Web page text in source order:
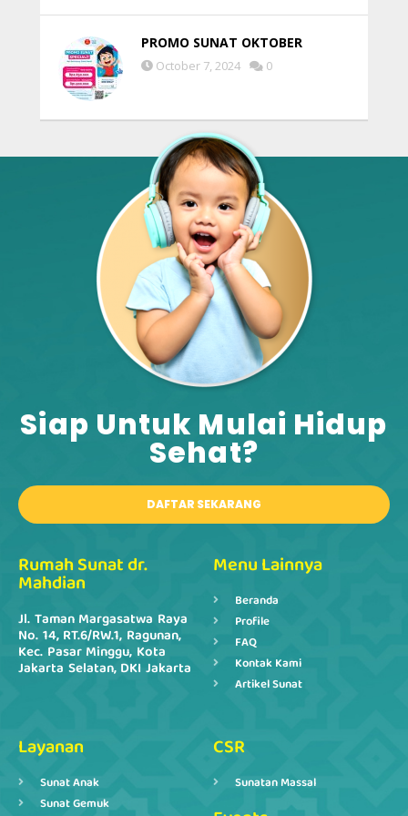
PROMO SUNAT OKTOBER
October 7, 2024 0
Siap Untuk Mulai Hidup
Sehat?​
DAFTAR SEKARANG
Rumah Sunat dr.
Mahdian
Jl. Taman Margasatwa Raya
No. 14, RT.6/RW.1, Ragunan,
Kec. Pasar Minggu, Kota
Jakarta Selatan, DKI Jakarta
Menu Lainnya
Beranda
Profile
FAQ
Kontak Kami
Artikel Sunat
Layanan
Sunat Anak
Sunat Gemuk
CSR
Sunatan Massal